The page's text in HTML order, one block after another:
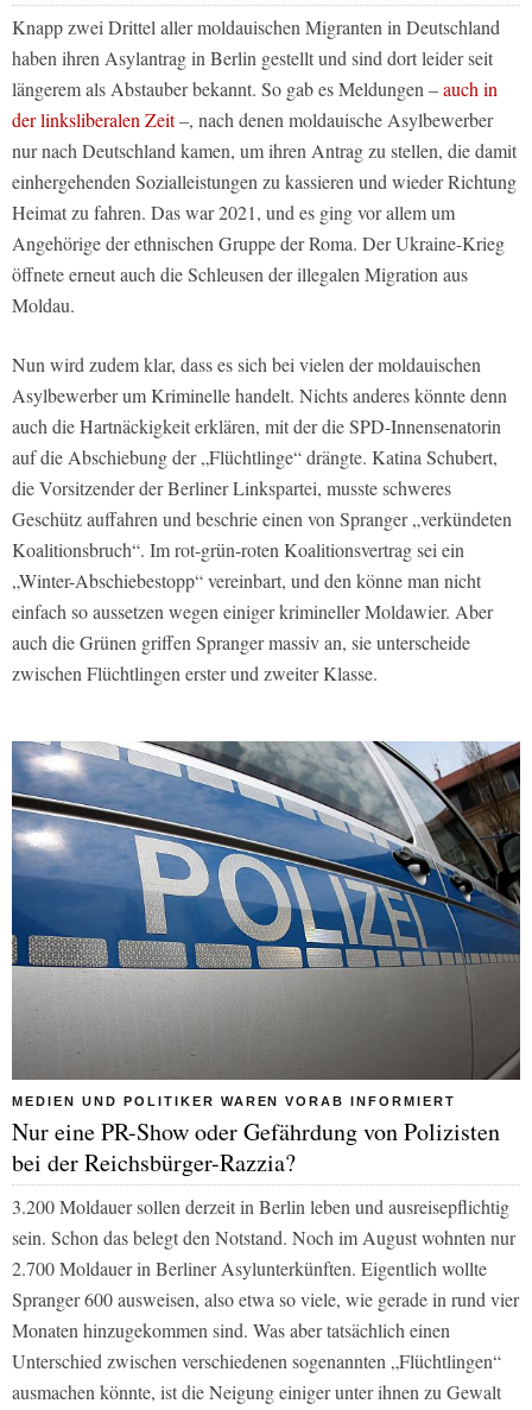
Knapp zwei Drittel aller moldauischen Migranten in Deutschland
haben ihren Asylantrag in Berlin gestellt und sind dort leider seit
längerem als Abstauber bekannt. So gab es Meldungen –auch in
der linksliberalen Zeit–, nach denen moldauische Asylbewerber
nur nach Deutschland kamen, um ihren Antrag zu stellen, die damit
einhergehenden Sozialleistungen zu kassieren und wieder Richtung
Heimat zu fahren. Das war 2021, und es ging vor allem um
Angehörige der ethnischen Gruppe der Roma. Der Ukraine-Krieg
öffnete erneut auch die Schleusen der illegalen Migration aus
Moldau.
Nun wird zudem klar, dass es sich bei vielen der moldauischen
Asylbewerber um Kriminelle handelt. Nichts anderes könnte denn
auch die Hartnäckigkeit erklären, mit der die SPD-Innensenatorin
auf die Abschiebung der „Flüchtlinge“ drängte. Katina Schubert,
die Vorsitzender der Berliner Linkspartei, musste schweres
Geschütz auffahren und beschrie einen von Spranger „verkündeten
Koalitionsbruch“. Im rot-grün-roten Koalitionsvertrag sei ein
„Winter-Abschiebestopp“ vereinbart, und den könne man nicht
einfach so aussetzen wegen einiger krimineller Moldawier. Aber
auch die Grünen griffen Spranger massiv an, sie unterscheide
zwischen Flüchtlingen erster und zweiter Klasse.
MEDIEN UND POLITIKER WAREN VORAB INFORMIERT
Nur eine PR-Show oder Gefährdung von Polizisten
bei der Reichsbürger-Razzia?
3.200 Moldauer sollen derzeit in Berlin leben und ausreisepflichtig
sein. Schon das belegt den Notstand. Noch im August wohnten nur
2.700 Moldauer in Berliner Asylunterkünften. Eigentlich wollte
Spranger 600 ausweisen, also etwa so viele, wie gerade in rund vier
Monaten hinzugekommen sind. Was aber tatsächlich einen
Unterschied zwischen verschiedenen sogenannten „Flüchtlingen“
ausmachen könnte, ist die Neigung einiger unter ihnen zu Gewalt